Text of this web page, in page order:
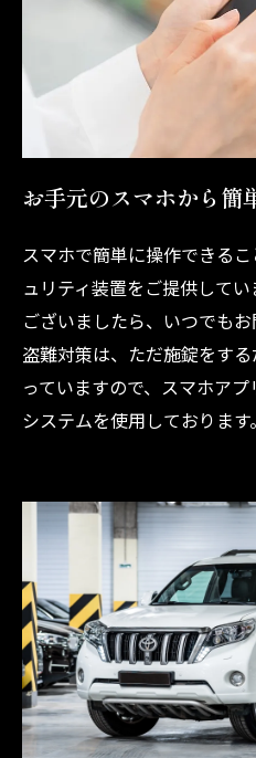
お手元のスマホから簡
スマホで簡単に操作できる
ュリティ装置をご提供して
ございましたら、いつでも
盗難対策は、ただ施錠をす
っていますので、スマホア
システムを使用しております。